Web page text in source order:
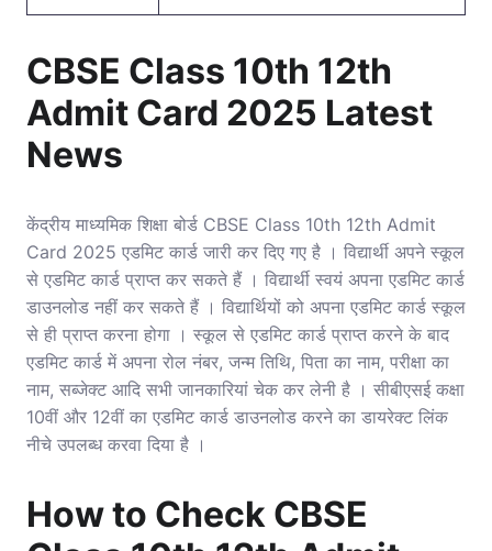
CBSE Class 10th 12th
Admit Card 2025 Latest
News
केंद्रीय माध्यमिक शिक्षा बोर्ड CBSE Class 10th 12th Admit
Card 2025 एडमिट कार्ड जारी कर दिए गए है । विद्यार्थी अपने स्कूल
से एडमिट कार्ड प्राप्त कर सकते हैं । विद्यार्थी स्वयं अपना एडमिट कार्ड
डाउनलोड नहीं कर सकते हैं । विद्यार्थियों को अपना एडमिट कार्ड स्कूल
से ही प्राप्त करना होगा । स्कूल से एडमिट कार्ड प्राप्त करने के बाद
एडमिट कार्ड में अपना रोल नंबर, जन्म तिथि, पिता का नाम, परीक्षा का
नाम, सब्जेक्ट आदि सभी जानकारियां चेक कर लेनी है । सीबीएसई कक्षा
10वीं और 12वीं का एडमिट कार्ड डाउनलोड करने का डायरेक्ट लिंक
नीचे उपलब्ध करवा दिया है ।
How to Check CBSE